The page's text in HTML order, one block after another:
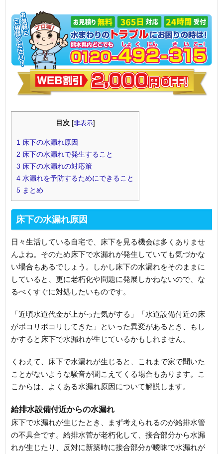
目次 [非表示]
1 床下の水漏れ原因
2 床下の水漏れで発生すること
3 床下の水漏れの対応策
4 水漏れを予防するためにできること
5 まとめ
床下の水漏れ原因
日々生活している自宅で、床下を見る機会は多くありませ
んよね。そのため床下で水漏れが発生していても気づかな
い場合もあるでしょう。しかし床下の水漏れをそのままに
していると、更に老朽化や問題に発展しかねないので、な
るべくすぐに対処したいものです。
「近頃水道代金が上がった気がする」「水道設備付近の床
がボコリボコリしてきた」といった異変があるとき、もし
かすると床下で水漏れが生じているかもしれません。
くわえて、床下で水漏れが生じると、これまで家で聞いた
ことがないような騒音が聞こえてくる場合もあります。こ
こからは、よくある水漏れ原因について解説します。
給排水設備付近からの水漏れ
床下で水漏れが生じたとき、まず考えられるのが給排水管
の不具合です。給排水菅が老朽化して、接合部分から水漏
れが生じたり、反対に新築時に接合部分が曖昧で水漏れが